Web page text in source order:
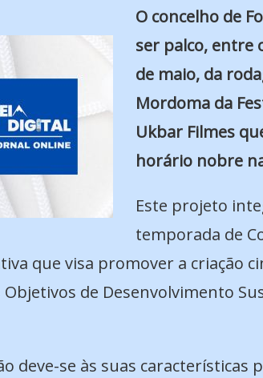
O concelho de
ser palco, entre
de maio, da
Mordoma da
Ukbar Filmes
horário nobre
Este projeto
temporada de
que visa promover a criação
de Desenvolvimento
deve-se às suas características